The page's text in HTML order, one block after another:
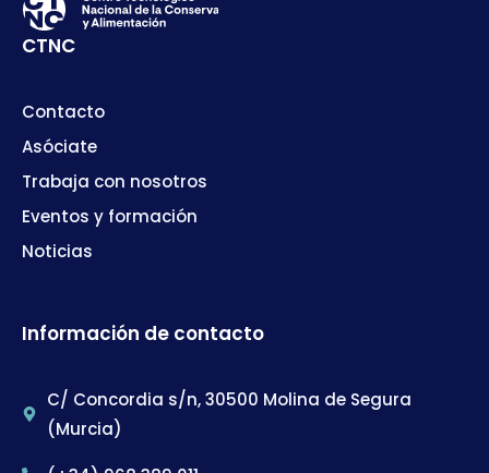
CTNC
Contacto
Asóciate
Trabaja con nosotros
Eventos y formación
Noticias
Información de contacto
C/ Concordia s/n, 30500 Molina de Segura
(Murcia)